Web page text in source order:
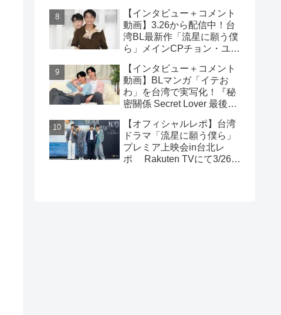
【インタビュー＋コメント
動画】3.26から配信中！台
湾BL最新作「流星に願う僕
ら」メインCPチョン・ユエ
ー・モンシュエン（初孟
軒） インタビュー！サイン
入りチェキ読プレも
【インタビュー＋コメント
動画】BLマンガ「イテお
わ」を台湾で実写化！『秘
密關係 Secret Lover 最後の
豪）＆Chance（成晞）イン
タビュー 12月26日(金)よ
りシネマート新宿ほか全国
公開！
【オフィシャルレポ】台湾
ドラマ「流星に願う僕ら」
プレミア上映会in台北レ
ポ Rakuten TVにて3/26～